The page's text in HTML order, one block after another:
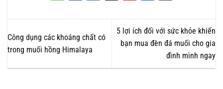
Công dụng các khoáng chất có
trong muối hồng Himalaya
5 lợi ích đối với sức khỏe khiến
bạn mua đèn đá muối cho gia
đình mình ngay